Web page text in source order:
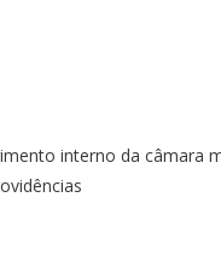
interno da câmara